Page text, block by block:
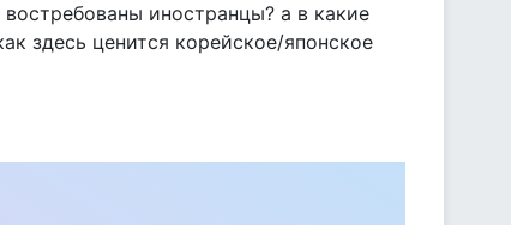
иностранцы? а в какие
здесь ценится корейское/японское